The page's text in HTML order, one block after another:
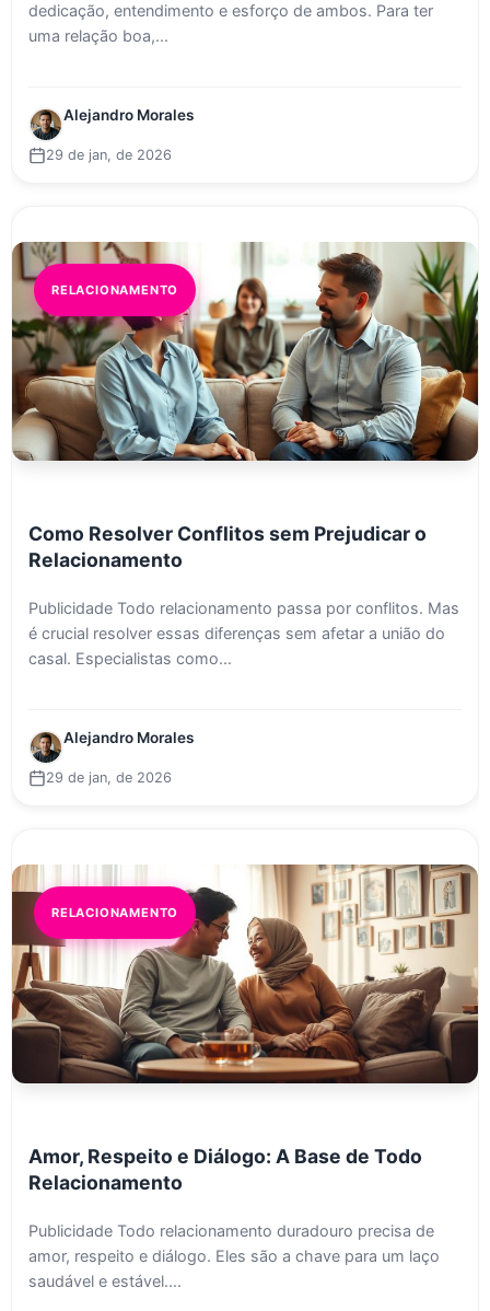
dedicação, entendimento e esforço de ambos. Para ter
uma relação boa,...
Alejandro Morales
29 de jan, de 2026
RELACIONAMENTO
Como Resolver Conflitos sem Prejudicar o
Relacionamento
Publicidade Todo relacionamento passa por conflitos. Mas
é crucial resolver essas diferenças sem afetar a união do
casal. Especialistas como...
Alejandro Morales
29 de jan, de 2026
RELACIONAMENTO
Amor, Respeito e Diálogo: A Base de Todo
Relacionamento
Publicidade Todo relacionamento duradouro precisa de
amor, respeito e diálogo. Eles são a chave para um laço
saudável e estável....